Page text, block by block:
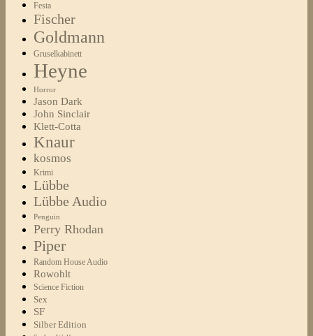
Festa
Fischer
Goldmann
Gruselkabinett
Heyne
Horror
Jason Dark
John Sinclair
Klett-Cotta
Knaur
kosmos
Krimi
Lübbe
Lübbe Audio
Penguin
Perry Rhodan
Piper
Random House Audio
Rowohlt
Science Fiction
Sex
SF
Silber Edition